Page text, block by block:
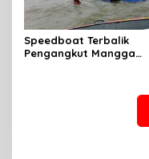
Speedboat Terbalik
Pengangkut Mangga